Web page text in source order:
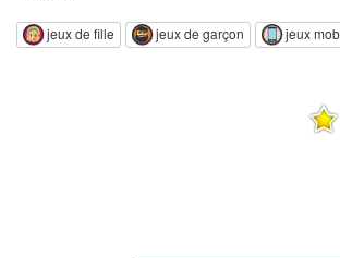
jeux de fille jeux de garçon jeux